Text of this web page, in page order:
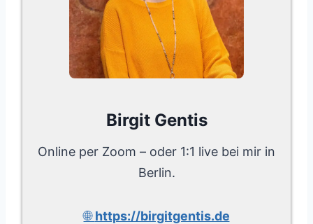
Birgit Gentis
Online per Zoom – oder 1:1 live bei mir in
Berlin.
🌐https://birgitgentis.de